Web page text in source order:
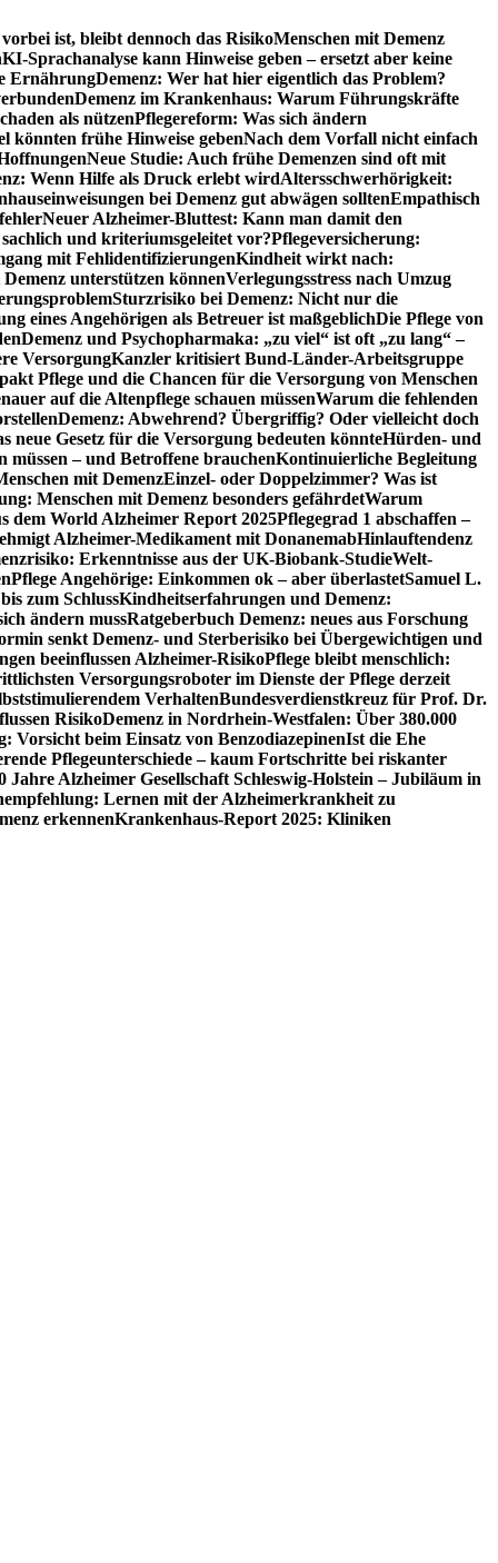
ist, bleibt dennoch das RisikoMenschen mit Demenz
KI-Sprachanalyse kann Hinweise geben – ersetzt aber keine
ErnährungDemenz: Wer hat hier eigentlich das Problem?
Demenz im Krankenhaus: Warum Führungskräfte
als nützenPflegereform: Was sich ändern
könnten frühe Hinweise gebenNach dem Vorfall nicht einfach
Neue Studie: Auch frühe Demenzen sind oft mit
Wenn Hilfe als Druck erlebt wirdAltersschwerhörigkeit:
bei Demenz gut abwägen solltenEmpathisch
Neuer Alzheimer-Bluttest: Kann man damit den
und kriteriumsgeleitet vor?Pflegeversicherung:
mit FehlidentifizierungenKindheit wirkt nach:
unterstützen könnenVerlegungsstress nach Umzug
Sturzrisiko bei Demenz: Nicht nur die
eines Angehörigen als Betreuer ist maßgeblichDie Pflege von
Demenz und Psychopharmaka: „zu viel“ ist oft „zu lang“ –
VersorgungKanzler kritisiert Bund-Länder-Arbeitsgruppe
Pflege und die Chancen für die Versorgung von Menschen
auf die Altenpflege schauen müssenWarum die fehlenden
Demenz: Abwehrend? Übergriffig? Oder vielleicht doch
neue Gesetz für die Versorgung bedeuten könnteHürden- und
– und Betroffene brauchenKontinuierliche Begleitung
mit DemenzEinzel- oder Doppelzimmer? Was ist
Menschen mit Demenz besonders gefährdetWarum
dem World Alzheimer Report 2025Pflegegrad 1 abschaffen –
Alzheimer-Medikament mit DonanemabHinlauftendenz
Erkenntnisse aus der UK-Biobank-StudieWelt-
Pflege Angehörige: Einkommen ok – aber überlastetSamuel L.
zum SchlussKindheitserfahrungen und Demenz:
ändern mussRatgeberbuch Demenz: neues aus Forschung
senkt Demenz- und Sterberisiko bei Übergewichtigen und
beeinflussen Alzheimer-RisikoPflege bleibt menschlich:
Versorgungsroboter im Dienste der Pflege derzeit
VerhaltenBundesverdienstkreuz für Prof. Dr.
RisikoDemenz in Nordrhein-Westfalen: Über 380.000
Vorsicht beim Einsatz von BenzodiazepinenIst die Ehe
Pflegeunterschiede – kaum Fortschritte bei riskanter
Jahre Alzheimer Gesellschaft Schleswig-Holstein – Jubiläum in
Lernen mit der Alzheimerkrankheit zu
erkennenKrankenhaus-Report 2025: Kliniken